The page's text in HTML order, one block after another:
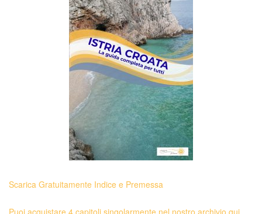
Scarica Gratuitamente Indice e Premessa
Puoi acquistare 4 capitoli singolarmente nel nostro archivio qui